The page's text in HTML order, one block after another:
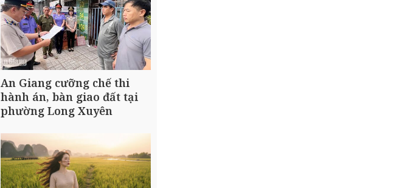
An Giang cưỡng chế thi
hành án, bàn giao đất tại
phường Long Xuyên